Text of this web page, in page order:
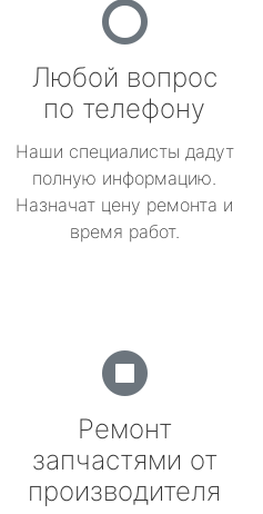
Любой вопрос
по телефону
Наши специалисты дадут
полную информацию.
Назначат цену ремонта и
время работ.
Ремонт
запчастями от
производителя